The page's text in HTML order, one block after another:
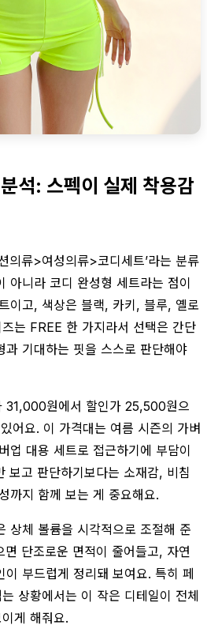
석: 스펙이 실제 착용감
의류>여성의류>코디세트’라는 분류
아니라 코디 완성형 세트라는 점이
이고, 색상은 블랙, 카키, 블루, 옐로
는 FREE 한 가지라서 선택은 간단
과 기대하는 핏을 스스로 판단해야
31,000원에서 할인가 25,500원으
어요. 이 가격대는 여름 시즌의 가벼
업 대용 세트로 접근하기에 부담이
보고 판단하기보다는 소재감, 비침
까지 함께 보는 게 중요해요.
상체 볼륨을 시각적으로 조절해 준
단조로운 면적이 줄어들고, 자연
부드럽게 정리돼 보여요. 특히 페
상황에서는 이 작은 디테일이 전체
게 해줘요.